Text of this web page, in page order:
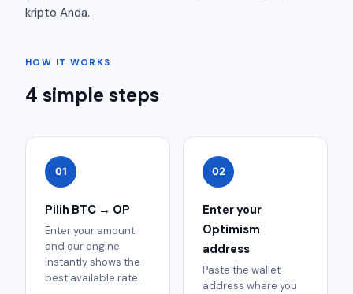
kripto Anda.
HOW IT WORKS
4 simple steps
01
Pilih BTC → OP
Enter your amount
and our engine
instantly shows the
best available rate.
02
Enter your
Optimism
address
Paste the wallet
address where you